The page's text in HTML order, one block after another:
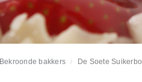
Bekroonde bakkers De Soete Suikerbol